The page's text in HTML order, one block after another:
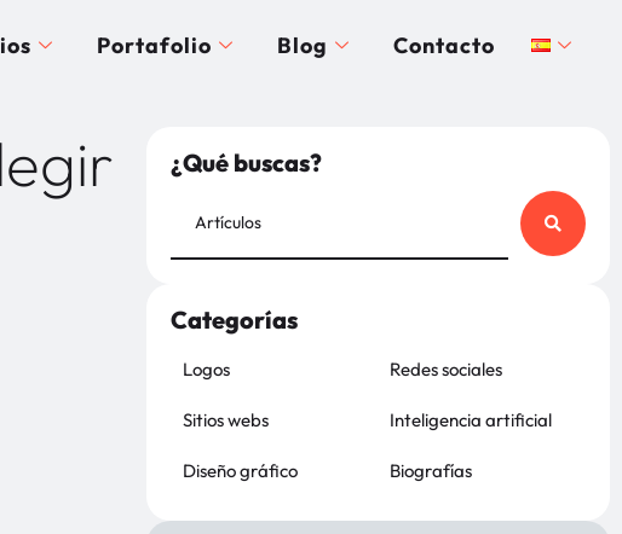
Portafolio Blog Contacto
¿Qué buscas?
Categorías
Logos
Sitios webs
Diseño gráfico
Redes sociales
Inteligencia artificial
Biografías